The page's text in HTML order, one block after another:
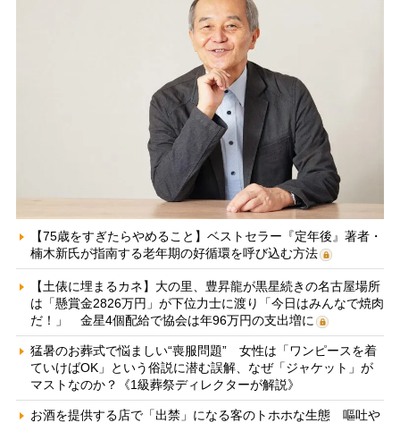
【75歳をすぎたらやめること】ベストセラー『定年後』著者・
楠木新氏が指南する老年期の好循環を呼び込む方法
【土俵に埋まるカネ】大の里、豊昇龍が黒星続きの名古屋場所
は「懸賞金2826万円」が下位力士に渡り「今日はみんなで焼肉
だ！」 金星4個配給で協会は年96万円の支出増に
猛暑のお葬式で悩ましい“喪服問題” 女性は「ワンピースを着
ていけばOK」という俗説に潜む誤解、なぜ「ジャケット」が
マストなのか？《1級葬祭ディレクターが解説》
お酒を提供する店で「出禁」になる客のトホホな生態 嘔吐や